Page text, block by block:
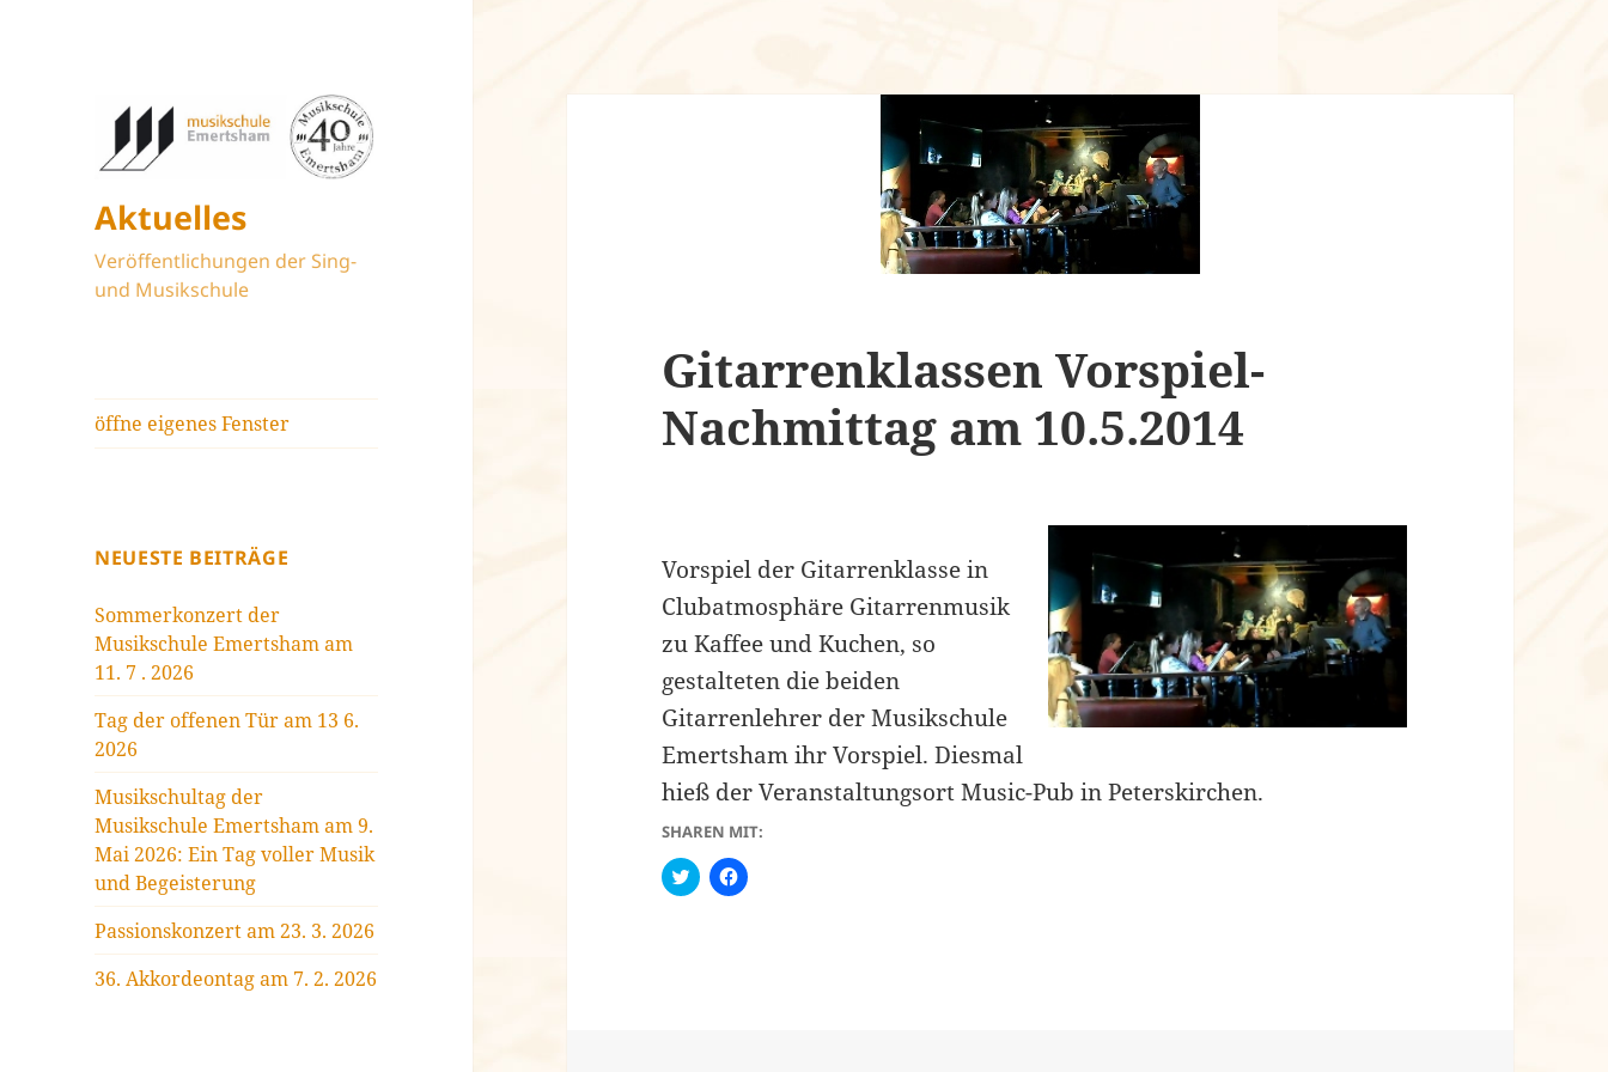
Aktuelles
Veröffentlichungen der Sing-
und Musikschule
öffne eigenes Fenster
NEUESTE BEITRÄGE
Sommerkonzert der
Musikschule Emertsham am
11. 7 . 2026
Tag der offenen Tür am 13 6.
2026
Musikschultag der
Musikschule Emertsham am 9.
Mai 2026: Ein Tag voller Musik
und Begeisterung
Passionskonzert am 23. 3. 2026
36. Akkordeontag am 7. 2. 2026
Gitarrenklassen Vorspiel-
Nachmittag am 10.5.2014
Vorspiel der Gitarrenklasse in
Clubatmosphäre Gitarrenmusik
zu Kaffee und Kuchen, so
gestalteten die beiden
Gitarrenlehrer der Musikschule
Emertsham ihr Vorspiel. Diesmal
hieß der Veranstaltungsort Music-Pub in Peterskirchen.
SHAREN MIT:
C
l
K
l